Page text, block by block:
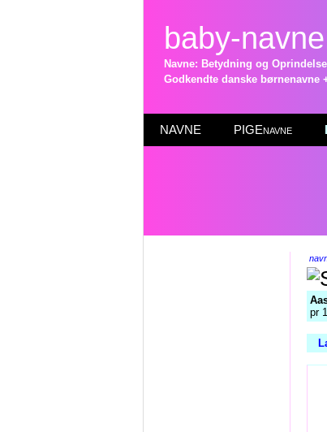
baby-
Navne: Betydning og Oprindelse
Godkendte danske
NAVNE PIGEnavne
pr